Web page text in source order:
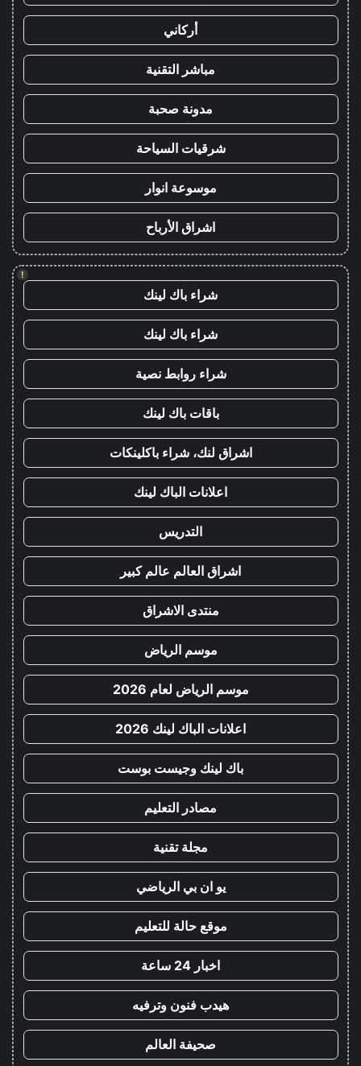
أركاني
مباشر التقنية
مدونة صحبة
شرقيات السياحة
موسوعة انوار
اشراق الأرباح
!
شراء باك لينك
شراء باك لينك
شراء روابط نصية
باقات باك لينك
اشراق لنك، شراء باكلينكات
اعلانات الباك لينك
التدريس
اشراق العالم عالم كبير
منتدى الاشراق
موسم الرياض
موسم الرياض لعام 2026
اعلانات الباك لينك 2026
باك لينك وجيست بوست
مصادر التعليم
مجلة تقنية
يو ان بي الرياضي
موقع حالة للتعليم
اخبار 24 ساعة
هيدب فنون وترفيه
صحيفة العالم